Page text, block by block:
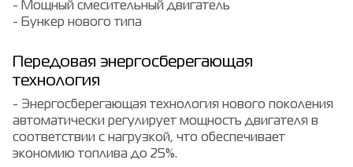
- Мощный смесительный двигатель
- Бункер нового типа
Передовая энергосберегающая
технология
- Энергосберегающая технология нового поколения
автоматически регулирует мощность двигателя в
соответствии с нагрузкой, что обеспечивает
экономию топлива до 25%.